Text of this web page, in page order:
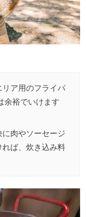
ア用のフライパ
余裕でいけます
肉やソーセージ
ば、炊き込み料